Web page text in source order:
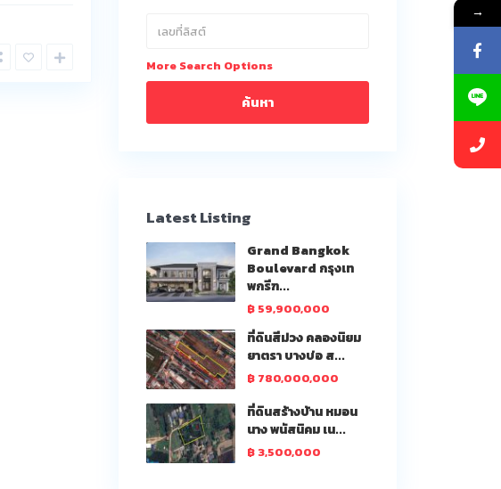
More Search Options
ค้นหา
Latest Listing
Grand Bangkok
Boulevard กรุงเท
พกรีฑ...
฿ 59,900,000
ที่ดินสีม่วง คลองนิยม
ยาตรา บางบ่อ ส...
฿ 780,000,000
ที่ดินสร้างบ้าน หมอน
นาง พนัสนิคม เน...
฿ 3,500,000
→